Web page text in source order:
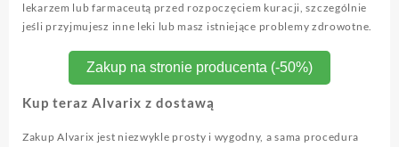
lekarzem lub farmaceutą przed rozpoczęciem kuracji, szczególnie
jeśli przyjmujesz inne leki lub masz istniejące problemy zdrowotne.
Zakup na stronie producenta (-50%)
Kup teraz Alvarix z dostawą
Zakup Alvarix jest niezwykle prosty i wygodny, a sama procedura